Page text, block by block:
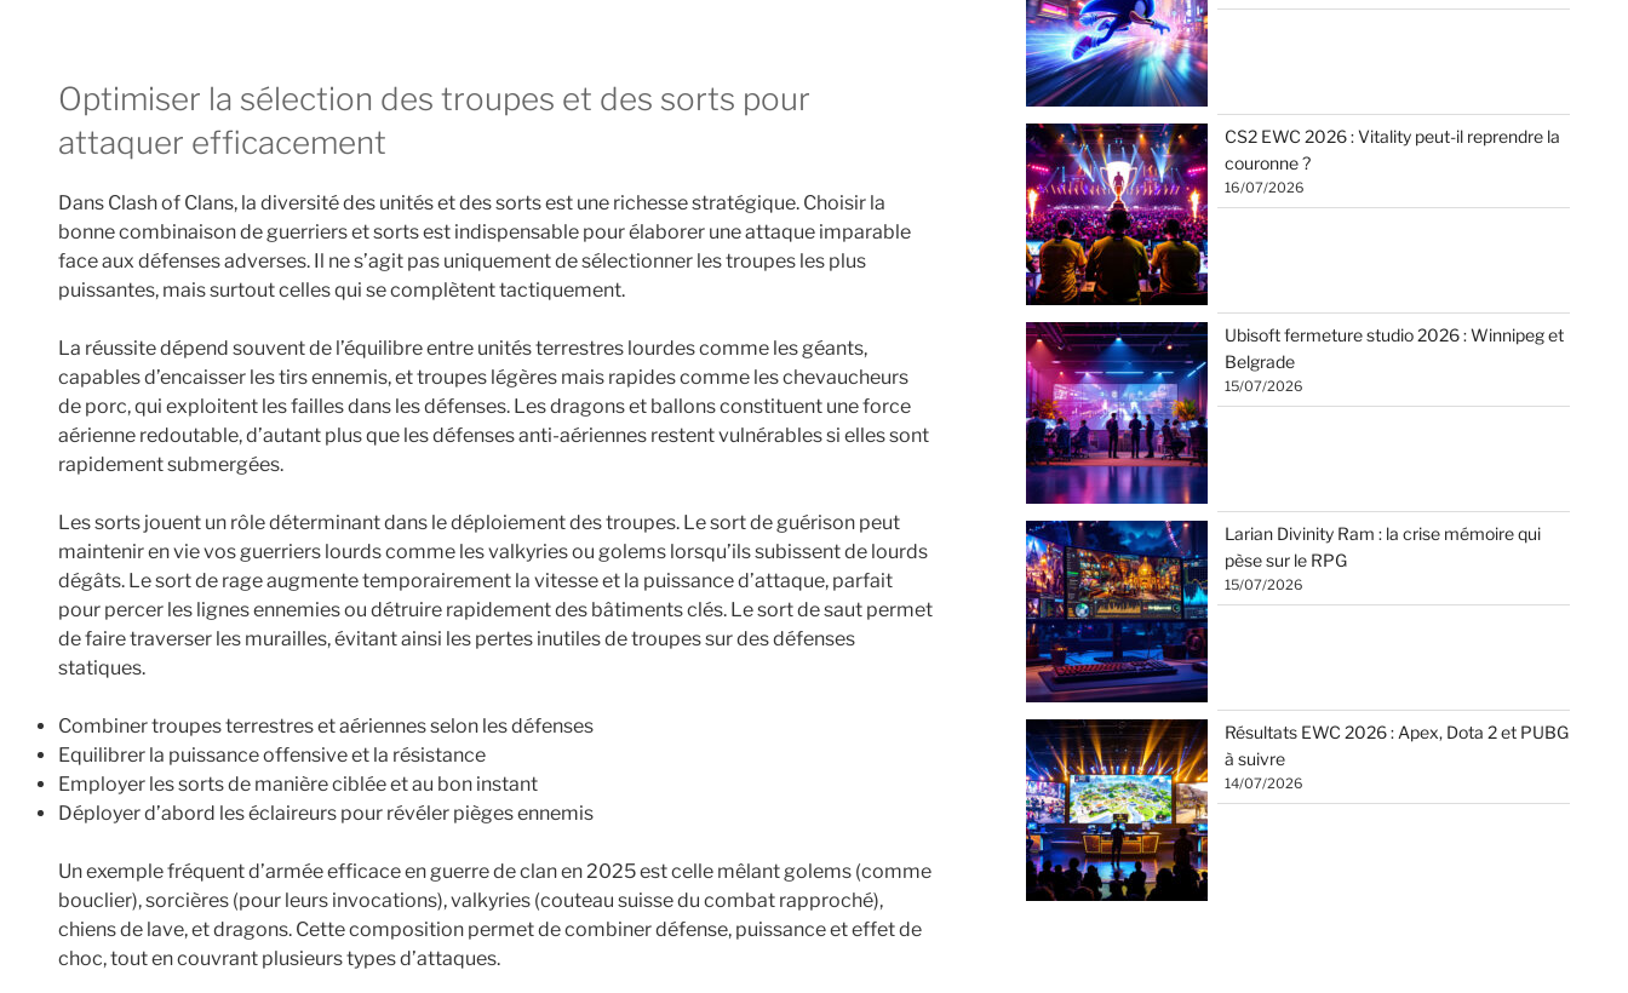
optimiser la sélection des troupes et des sorts pour
attaquer efficacement
Dans Clash of Clans, la diversité des unités et des sorts est une richesse stratégique. Choisir la
bonne combinaison de guerriers et sorts est indispensable pour élaborer une attaque imparable
face aux défenses adverses. Il ne s’agit pas uniquement de sélectionner les troupes les plus
puissantes, mais surtout celles qui se complètent tactiquement.
La réussite dépend souvent de l’équilibre entre unités terrestres lourdes comme les géants,
capables d’encaisser les tirs ennemis, et troupes légères mais rapides comme les chevaucheurs
de porc, qui exploitent les failles dans les défenses. Les dragons et ballons constituent une force
aérienne redoutable, d’autant plus que les défenses anti-aériennes restent vulnérables si elles sont
rapidement submergées.
Les sorts jouent un rôle déterminant dans le déploiement des troupes. Le sort de guérison peut
maintenir en vie vos guerriers lourds comme les valkyries ou golems lorsqu’ils subissent de lourds
dégâts. Le sort de rage augmente temporairement la vitesse et la puissance d’attaque, parfait
pour percer les lignes ennemies ou détruire rapidement des bâtiments clés. Le sort de saut permet
de faire traverser les murailles, évitant ainsi les pertes inutiles de troupes sur des défenses
statiques.
Combiner troupes terrestres et aériennes selon les défenses
Equilibrer la puissance offensive et la résistance
Employer les sorts de manière ciblée et au bon instant
Déployer d’abord les éclaireurs pour révéler pièges ennemis
Un exemple fréquent d’armée efficace en guerre de clan en 2025 est celle mêlant golems (comme
bouclier), sorcières (pour leurs invocations), valkyries (couteau suisse du combat rapproché),
chiens de lave, et dragons. Cette composition permet de combiner défense, puissance et effet de
choc, tout en couvrant plusieurs types d’attaques.
CS2 EWC 2026 : Vitality peut-il reprendre la
couronne ?
16/07/2026
Ubisoft fermeture studio 2026 : Winnipeg et
Belgrade
15/07/2026
Larian Divinity Ram : la crise mémoire qui
pèse sur le RPG
15/07/2026
Résultats EWC 2026 : Apex, Dota 2 et PUBG
à suivre
14/07/2026